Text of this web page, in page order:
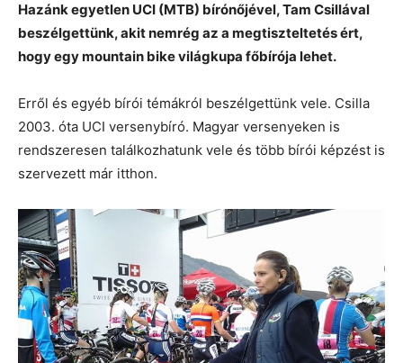
Hazánk egyetlen UCI (MTB) bírónőjével, Tam Csillával
beszélgettünk, akit nemrég az a megtiszteltetés ért,
hogy egy mountain bike világkupa főbírója lehet.
Erről és egyéb bírói témákról beszélgettünk vele. Csilla
2003. óta UCI versenybíró. Magyar versenyeken is
rendszeresen találkozhatunk vele és több bírói képzést is
szervezett már itthon.